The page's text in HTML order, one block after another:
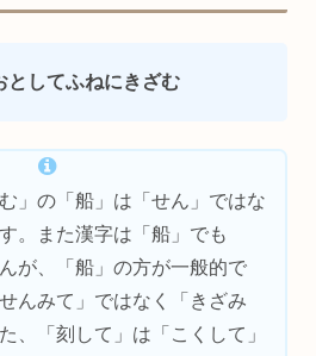
としてふねにきざむ
」の「船」は「せん」ではな
。また漢字は「船」でも
が、「船」の方が一般的で
んみて」ではなく「きざみ
、「刻して」は「こくして」